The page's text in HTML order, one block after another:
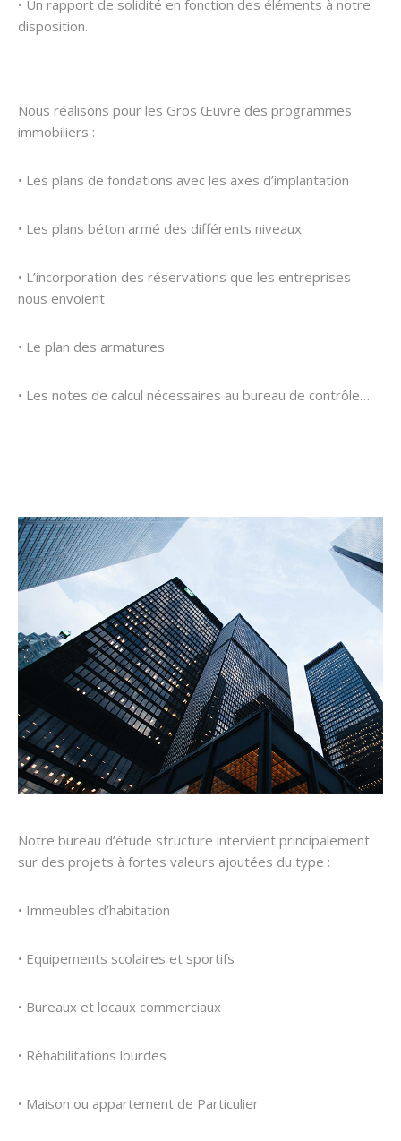
• Un rapport de solidité en fonction des éléments à notre
disposition.
Nous réalisons pour les Gros Œuvre des programmes
immobiliers :
• Les plans de fondations avec les axes d’implantation
• Les plans béton armé des différents niveaux
• L’incorporation des réservations que les entreprises
nous envoient
• Le plan des armatures
• Les notes de calcul nécessaires au bureau de contrôle…
Notre bureau d’étude structure intervient principalement
sur des projets à fortes valeurs ajoutées du type :
• Immeubles d’habitation
• Equipements scolaires et sportifs
• Bureaux et locaux commerciaux
• Réhabilitations lourdes
• Maison ou appartement de Particulier